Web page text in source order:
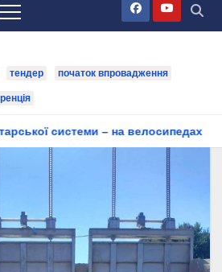
тендер початок впровадження
велосипедах Партнери